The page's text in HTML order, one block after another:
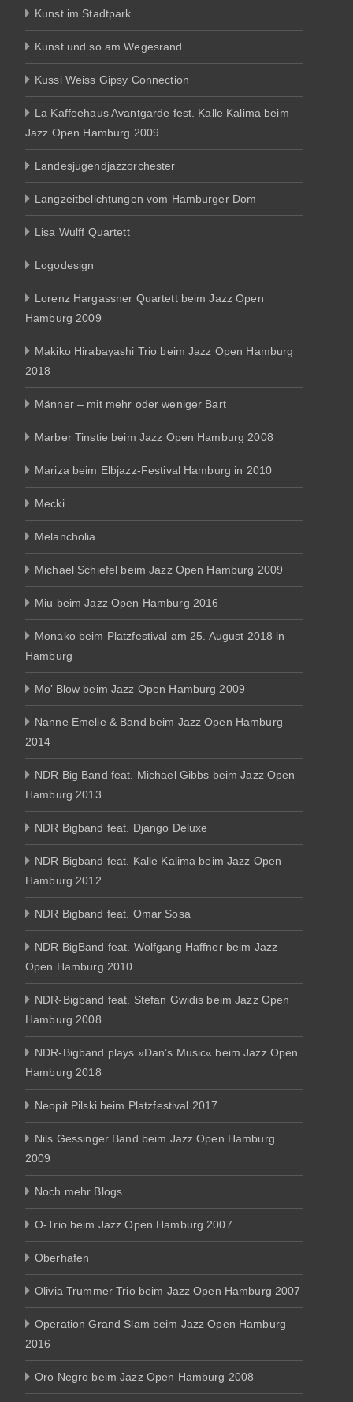
Kunst im Stadtpark
Kunst und so am Wegesrand
Kussi Weiss Gipsy Connection
La Kaffeehaus Avantgarde fest. Kalle Kalima beim
Jazz Open Hamburg 2009
Landesjugendjazzorchester
Langzeitbelichtungen vom Hamburger Dom
Lisa Wulff Quartett
Logodesign
Lorenz Hargassner Quartett beim Jazz Open
Hamburg 2009
Makiko Hirabayashi Trio beim Jazz Open Hamburg
2018
Männer – mit mehr oder weniger Bart
Marber Tinstie beim Jazz Open Hamburg 2008
Mariza beim Elbjazz-Festival Hamburg in 2010
Mecki
Melancholia
Michael Schiefel beim Jazz Open Hamburg 2009
Miu beim Jazz Open Hamburg 2016
Monako beim Platzfestival am 25. August 2018 in
Hamburg
Mo’ Blow beim Jazz Open Hamburg 2009
Nanne Emelie & Band beim Jazz Open Hamburg
2014
NDR Big Band feat. Michael Gibbs beim Jazz Open
Hamburg 2013
NDR Bigband feat. Django Deluxe
NDR Bigband feat. Kalle Kalima beim Jazz Open
Hamburg 2012
NDR Bigband feat. Omar Sosa
NDR BigBand feat. Wolfgang Haffner beim Jazz
Open Hamburg 2010
NDR-Bigband feat. Stefan Gwidis beim Jazz Open
Hamburg 2008
NDR-Bigband plays »Dan’s Music« beim Jazz Open
Hamburg 2018
Neopit Pilski beim Platzfestival 2017
Nils Gessinger Band beim Jazz Open Hamburg
2009
Noch mehr Blogs
O-Trio beim Jazz Open Hamburg 2007
Oberhafen
Olivia Trummer Trio beim Jazz Open Hamburg 2007
Operation Grand Slam beim Jazz Open Hamburg
2016
Oro Negro beim Jazz Open Hamburg 2008